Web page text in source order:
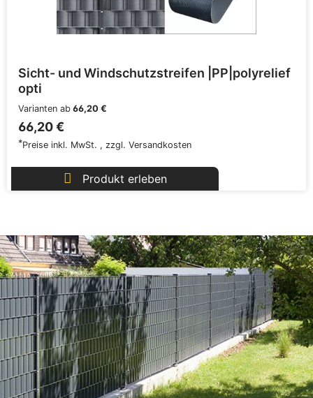
Sicht- und Windschutzstreifen |PP|polyrelief
opti
Varianten ab 66,20 €
66,20 €
*Preise inkl. MwSt. , zzgl. Versandkosten
Produkt erleben